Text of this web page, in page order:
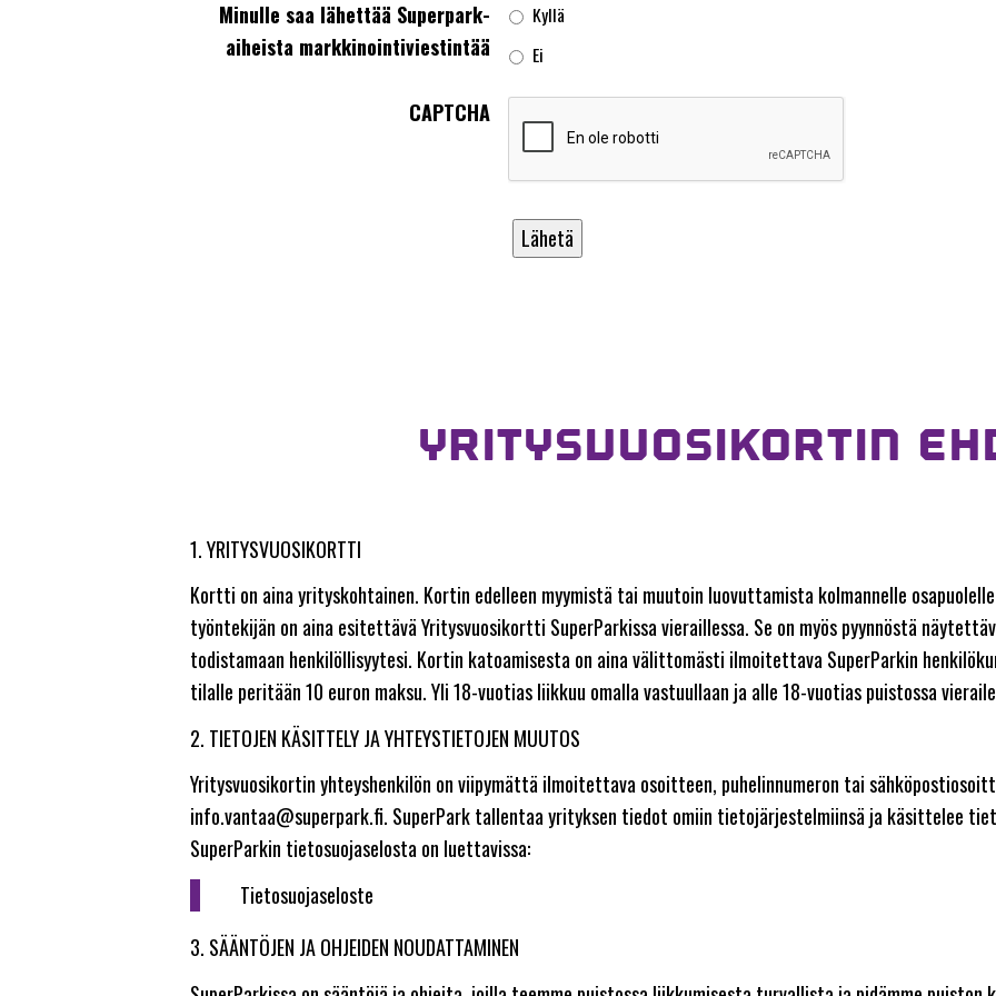
Minulle saa lähettää Superpark-
aiheista markkinointiviestintää
Kyllä
Ei
CAPTCHA
YRITYSVUOSIKORTIN
1. YRITYSVUOSIKORTTI
Kortti on aina yrityskohtainen. Kortin edelleen myymistä tai muutoin luovuttamista kolmannelle
työntekijän on aina esitettävä Yritysvuosikortti SuperParkissa vieraillessa. Se on myös pyynnöstä
todistamaan henkilöllisyytesi. Kortin katoamisesta on aina välittomästi ilmoitettava SuperParkin
tilalle peritään 10 euron maksu. Yli 18-vuotias liikkuu omalla vastuullaan ja alle 18-vuotias puistossa
2. TIETOJEN KÄSITTELY JA YHTEYSTIETOJEN MUUTOS
Yritysvuosikortin yhteyshenkilön on viipymättä ilmoitettava osoitteen, puhelinnumeron tai
info.vantaa@superpark.fi. SuperPark tallentaa yrityksen tiedot omiin tietojärjestelmiinsä ja käsittelee
SuperParkin tietosuojaselosta on luettavissa:
Tietosuojaseloste
3. SÄÄNTÖJEN JA OHJEIDEN NOUDATTAMINEN